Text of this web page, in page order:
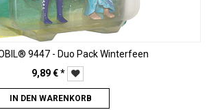
9447 - Duo Pack Winterfeen
9,89€*
IN DEN WARENKORB